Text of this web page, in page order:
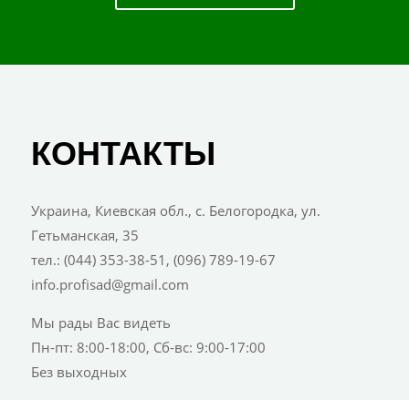
КОНТАКТЫ
Украина, Киевская обл., с. Белогородка, ул.
Гетьманская, 35
тел.: (044) 353-38-51, (096) 789-19-67
info.profisad@gmail.com
Мы рады Вас видеть
Пн-пт: 8:00-18:00, Сб-вс: 9:00-17:00
Без выходных